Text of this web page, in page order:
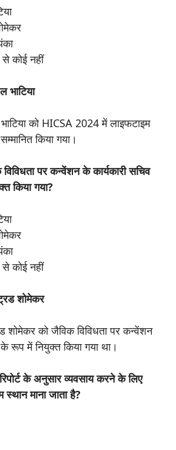
कोई नहीं
भाटिया
को HICSA 2024 में लाइफटाइम
किया गया।
पर कन्वेंशन के कार्यकारी सचिव
किया गया?
कोई नहीं
शोमेकर
शोमेकर को जैविक विविधता पर कन्वेंशन
रूप में नियुक्त किया गया था।
के अनुसार व्यवसाय करने के लिए
स्थान माना जाता है?